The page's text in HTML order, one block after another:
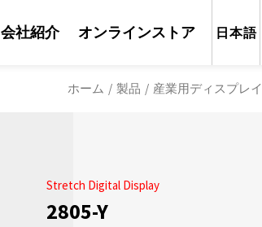
会社紹介 オンラインストア 日本語
ホーム / 製品 / 産業用ディスプレイ
Stretch Digital Display
2805-Y